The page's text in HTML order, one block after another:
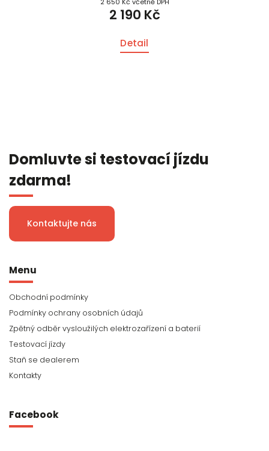
2 190 Kč
Detail
Domluvte si testovací jízdu
zdarma!
Kontaktujte nás
Menu
Obchodní podmínky
Podmínky ochrany osobních údajů
Zpětný odběr vysloužilých elektrozařízení a baterií
Testovací jízdy
Staň se dealerem
Kontakty
Facebook